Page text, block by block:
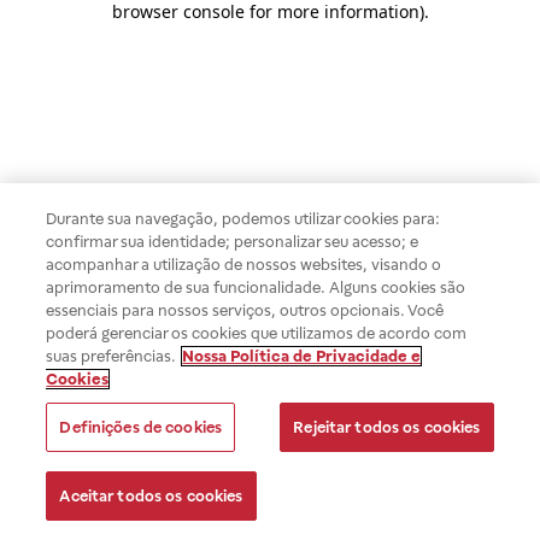
browser console for more information).
Durante sua navegação, podemos utilizar cookies para:
confirmar sua identidade; personalizar seu acesso; e
acompanhar a utilização de nossos websites, visando o
aprimoramento de sua funcionalidade. Alguns cookies são
essenciais para nossos serviços, outros opcionais. Você
poderá gerenciar os cookies que utilizamos de acordo com
suas preferências. Nossa Política de Privacidade e
Cookies
Definições de cookies Rejeitar todos os cookies
Aceitar todos os cookies